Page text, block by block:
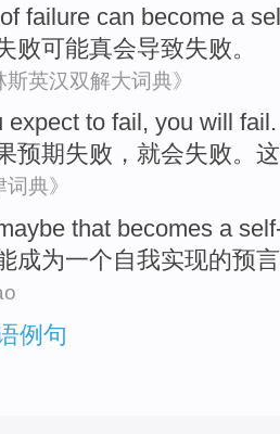
failure can become a
败可能真会导致失败。
斯英汉双解大词典》
expect to fail , you will
预期失败 ， 就会失败。 这
词典》
that becomes a
成为一个自我实现的预
例句